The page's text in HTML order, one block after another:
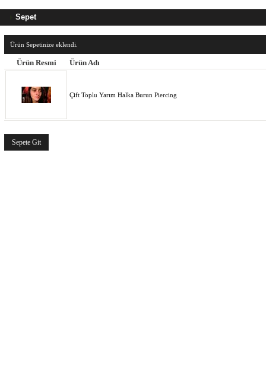
Sepet
Ürün Sepetinize eklendi.
Ürün Resmi Ürün Adı
Çift Toplu Yarım Halka Burun Piercing
Sepete Git